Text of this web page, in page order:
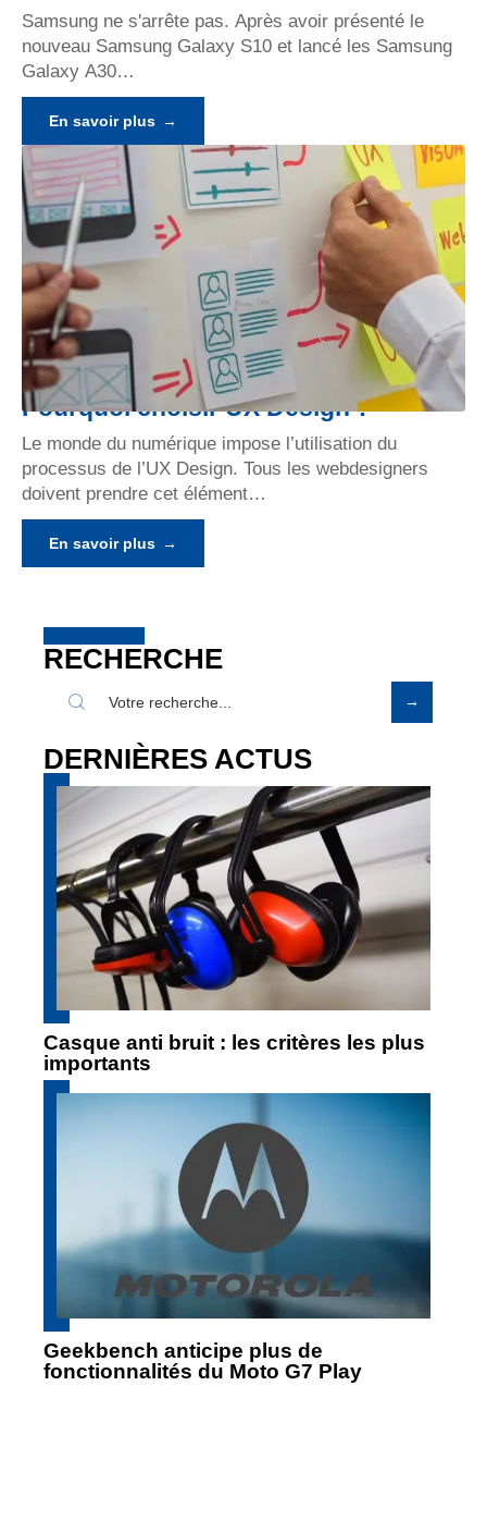
Samsung ne s'arrête pas. Après avoir présenté le
nouveau Samsung Galaxy S10 et lancé les Samsung
Galaxy A30…
En savoir plus
Pourquoi choisir UX Design ?
Le monde du numérique impose l’utilisation du
processus de l’UX Design. Tous les webdesigners
doivent prendre cet élément…
En savoir plus
RECHERCHE
DERNIÈRES ACTUS
Casque anti bruit : les critères les plus
importants
Geekbench anticipe plus de
fonctionnalités du Moto G7 Play